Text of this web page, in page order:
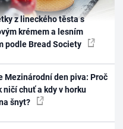
z lineckého těsta s
krémem a lesním
podle Bread Society
Mezinárodní den piva: Proč
ničí chuť a kdy v horku
šnyt?